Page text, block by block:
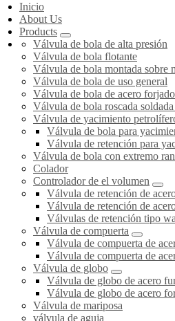
Inicio
About Us
Products
Válvula de bola de alta presión
Válvula de bola flotante
Válvula de bola montada sobre
Válvula de bola de uso general
Válvula de bola de acero forjado
Válvula de bola roscada
Válvula de yacimiento
Válvula de bola para
Válvula de retención para
Válvula de bola con extremo
Colador
Controlador de el volumen
Válvula de retención de
Válvula de retención de
Válvulas de retención tipo
Válvula de compuerta
Válvula de compuerta de
Válvula de compuerta de
Válvula de globo
Válvula de globo de acero
Válvula de globo de acero
Válvula de mariposa
válvula de aguja